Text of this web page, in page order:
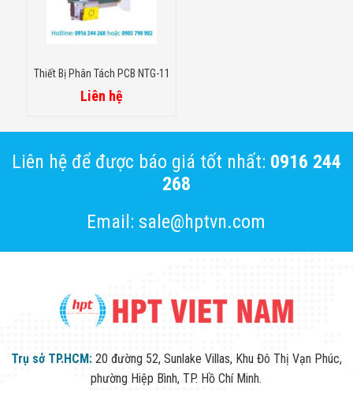
Thiết Bị Phân Tách PCB NTG-11
Liên hệ
Liên hệ để được báo giá tốt nhất: 0916 244
268
Email: sale@hptvn.com
Trụ sở TP.HCM: 20 đường 52, Sunlake Villas, Khu Đô Thị Vạn Phúc,
phường Hiệp Bình, TP. Hồ Chí Minh.